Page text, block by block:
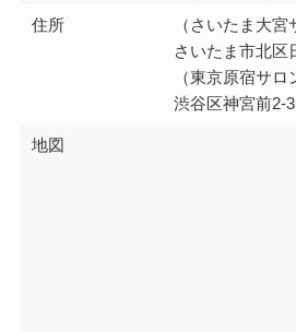
住所
（さいたま大宮
さいたま市北区
（東京原宿サロ
渋谷区神宮前2-
地図